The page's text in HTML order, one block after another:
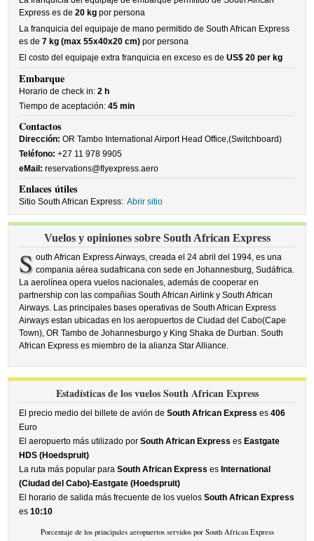
Express es de20 kg por persona
La franquicia del equipaje de mano permitido de South African Express
es de7 kg (max 55x40x20 cm) por persona
El costo del equipaje extra franquicia en exceso es deUS$ 20 per kg
Embarque
Horario de check in:2 h
Tiempo de aceptación:45 min
Contactos
Dirección: OR Tambo International Airport Head Office,(Switchboard)
Teléfono: +27 11 978 9905
eMail: reservations@flyexpress.aero
Enlaces útiles
Sitio South African Express: Abrir sitio
Vuelos y opiniones sobre South African Express
S outh African Express Airways, creada el 24 abril del 1994, es una
compania aérea sudafricana con sede en Johannesburg, Sudáfrica.
La aerolínea opera vuelos nacionales, además de cooperar en
partnership con las compañias South African Airlink y South African
Airways. Las principales bases operativas de South African Express
Airways estan ubicadas en los aeropuertos de Ciudad del Cabo(Cape
Town), OR Tambo de Johannesburgo y King Shaka de Durban. South
African Express es miembro de la alianza Star Alliance.
Estadísticas de los vuelos South African Express
El precio medio del billete de avión deSouth African Express es406
Euro
El aeropuerto más utilizado porSouth African Express es Eastgate
HDS (Hoedspruit)
La ruta más popular paraSouth African Express es International
(Ciudad del Cabo)-Eastgate (Hoedspruit)
El horario de salida más frecuente de los vuelosSouth African Express
es10:10
Porcentaje de los principales aeropuertos servidos por South African Express